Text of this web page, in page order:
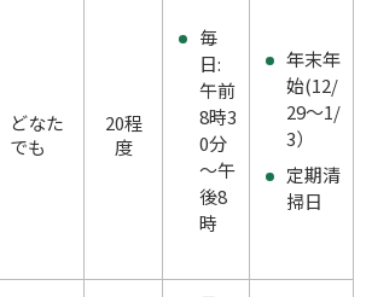
どなた
でも
20程
度
毎
日:
午前
8時3
0分
～午
後8
時
年末年
始(12/
29～1/
3）
定期清
掃日